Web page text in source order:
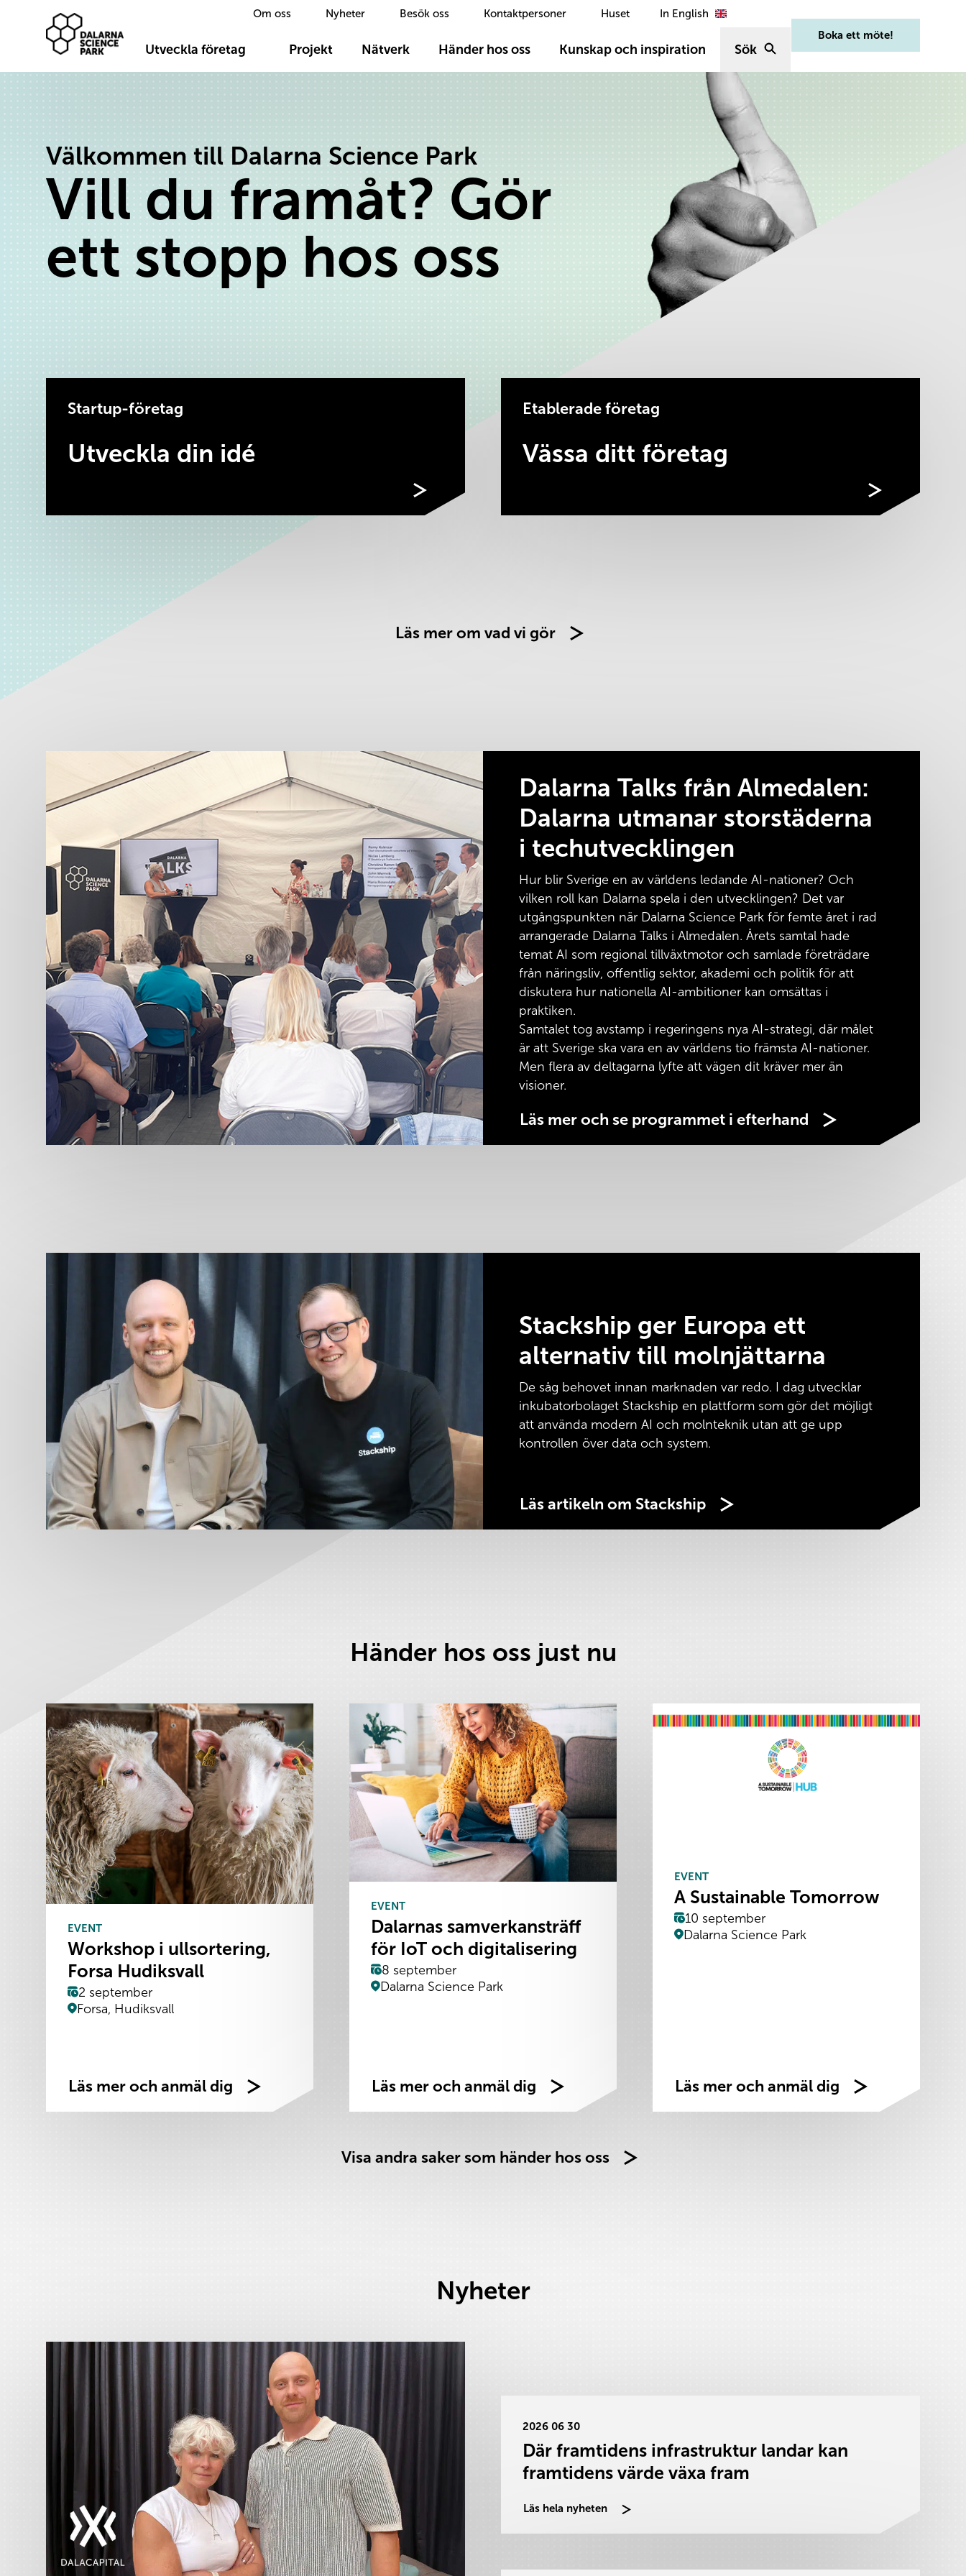
Hoppa till innehåll
Om oss Nyheter Besök oss Kontaktpersoner Huset In English
Dalarna Science Park
Utveckla företag
Projekt Nätverk Händer hos oss Kunskap och inspiration Sök
Boka ett möte!
Välkommen till Dalarna Science Park
Vill du framåt? Gör
ett stopp hos oss
Startup-företag
Utveckla din idé
Etablerade företag
Vässa ditt företag
Läs mer om vad vi gör
Dalarna Talks från Almedalen:
Dalarna utmanar storstäderna
i techutvecklingen
Hur blir Sverige en av världens ledande AI-nationer? Och
vilken roll kan Dalarna spela i den utvecklingen? Det var
utgångspunkten när Dalarna Science Park för femte året i rad
arrangerade Dalarna Talks i Almedalen. Årets samtal hade
temat AI som regional tillväxtmotor och samlade företrädare
från näringsliv, offentlig sektor, akademi och politik för att
diskutera hur nationella AI-ambitioner kan omsättas i
praktiken.
Samtalet tog avstamp i regeringens nya AI-strategi, där målet
är att Sverige ska vara en av världens tio främsta AI-nationer.
Men flera av deltagarna lyfte att vägen dit kräver mer än
visioner.
Läs mer och se programmet i efterhand
Stackship ger Europa ett
alternativ till molnjättarna
De såg behovet innan marknaden var redo. I dag utvecklar
inkubatorbolaget Stackship en plattform som gör det möjligt
att använda modern AI och molnteknik utan att ge upp
kontrollen över data och system.
Läs artikeln om Stackship
Händer hos oss just nu
EVENT
Workshop i ullsortering,
Forsa Hudiksvall
2 september
Forsa, Hudiksvall
Läs mer och anmäl dig
EVENT
Dalarnas samverkansträff
för IoT och digitalisering
8 september
Dalarna Science Park
Läs mer och anmäl dig
EVENT
A Sustainable Tomorrow
10 september
Dalarna Science Park
Läs mer och anmäl dig
Visa andra saker som händer hos oss
Nyheter
2026 06 30
Där framtidens infrastruktur landar kan
framtidens värde växa fram
Läs hela nyheten